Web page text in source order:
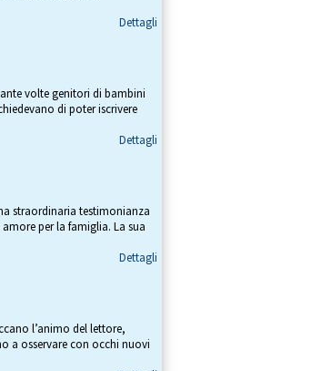
Dettagli
volte genitori di bambini
di poter iscrivere
Dettagli
straordinaria testimonianza
per la famiglia. La sua
Dettagli
l’animo del lettore,
a osservare con occhi nuovi